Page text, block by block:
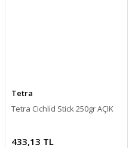
Tetra
Tetra Cichlid Stick 250gr AÇIK
433,13 TL